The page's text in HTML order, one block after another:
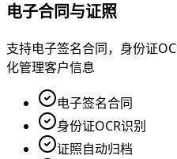
电子合同与证照
支持电子签名合同，身份证
化管理客户信息
电子签名合同
身份证OCR识别
证照自动归档